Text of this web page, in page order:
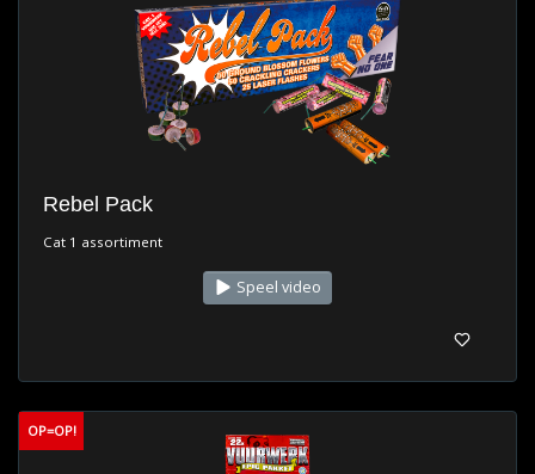
Rebel Pack
Cat 1 assortiment
Speel video
OP=OP!